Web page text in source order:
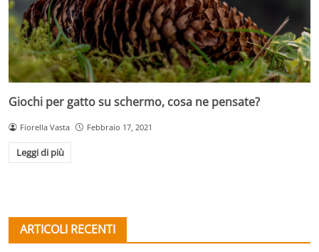
Giochi per gatto su schermo, cosa ne pensate?
Fiorella Vasta Febbraio 17, 2021
Leggi di più
ARTICOLI RECENTI